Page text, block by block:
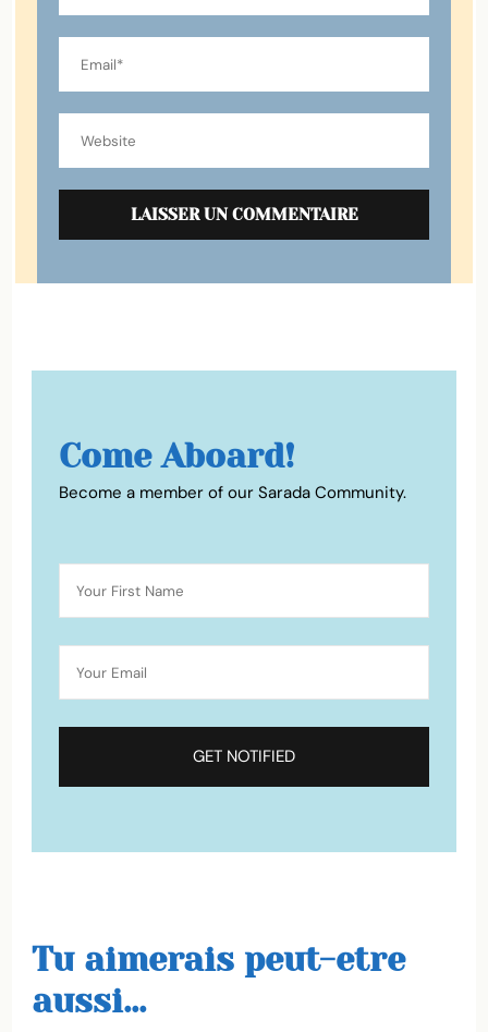
Come Aboard!
Become a member of our Sarada Community.
Tu aimerais peut-etre
aussi...